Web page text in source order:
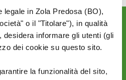
legale in Zola Predosa (BO),
o il "Titolare"), in qualità
desidera informare gli utenti (gli
dei cookie su questo sito.
la funzionalità del sito,
aggiornato sulle
mondo Cuore: